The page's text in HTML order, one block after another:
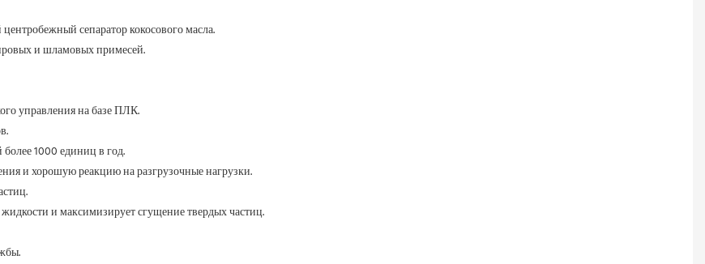
сепаратор кокосового масла.
и шламовых примесей.
управления на базе ПЛК.
1000 единиц в год.
и хорошую реакцию на разгрузочные нагрузки.
и максимизирует сгущение твердых частиц.